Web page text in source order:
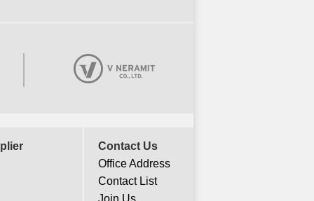
Contact Us
Office Address
Contact List